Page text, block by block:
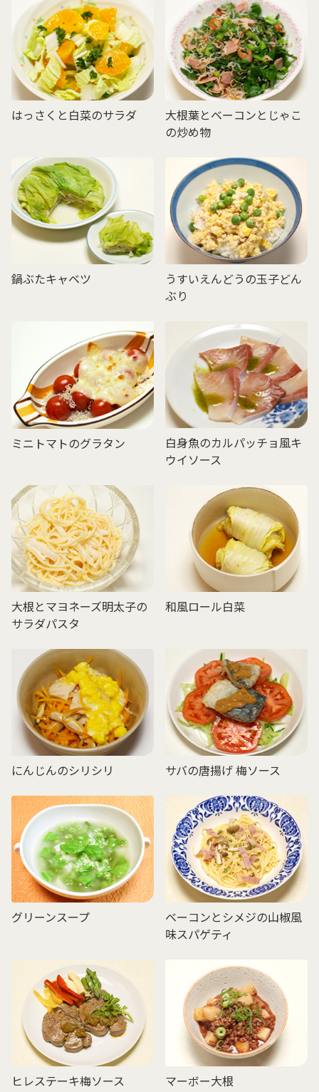
はっさくと白菜のサラダ
大根葉とベーコンとじゃこ
の炒め物
鍋ぶたキャベツ
うすいえんどうの玉子どん
ぶり
ミニトマトのグラタン
白身魚のカルパッチョ風キ
ウイソース
大根とマヨネーズ明太子の
サラダパスタ
和風ロール白菜
にんじんのシリシリ サバの唐揚げ 梅ソース
グリーンスープ
ベーコンとシメジの山椒風
味スパゲティ
ヒレステーキ梅ソース マーボー大根